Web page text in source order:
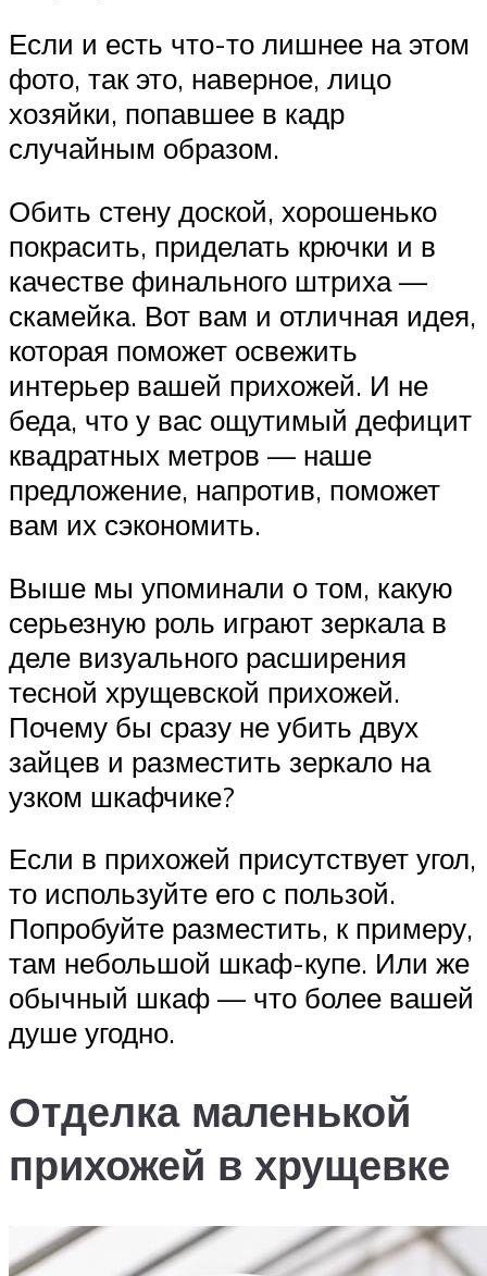
Если и есть что-то лишнее на этом
фото, так это, наверное, лицо
хозяйки, попавшее в кадр
случайным образом.
Обить стену доской, хорошенько
покрасить, приделать крючки и в
качестве финального штриха —
скамейка. Вот вам и отличная идея,
которая поможет освежить
интерьер вашей прихожей. И не
беда, что у вас ощутимый дефицит
квадратных метров — наше
предложение, напротив, поможет
вам их сэкономить.
Выше мы упоминали о том, какую
серьезную роль играют зеркала в
деле визуального расширения
тесной хрущевской прихожей.
Почему бы сразу не убить двух
зайцев и разместить зеркало на
узком шкафчике?
Если в прихожей присутствует угол,
то используйте его с пользой.
Попробуйте разместить, к примеру,
там небольшой шкаф-купе. Или же
обычный шкаф — что более вашей
душе угодно.
Отделка маленькой
прихожей в хрущевке